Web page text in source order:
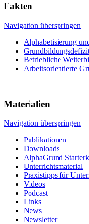
Fakten
Navigation überspringen
Alphabetisierung
Betriebliche
Arbeitsorientierte
Materialien
Navigation überspringen
Publikationen
Downloads
AlphaGrund
Unterrichtsmaterial
Praxistipps für
Videos
Podcast
Links
News
Newsletter